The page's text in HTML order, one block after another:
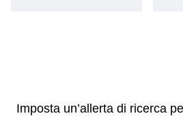
Imposta un’allerta di ricerca